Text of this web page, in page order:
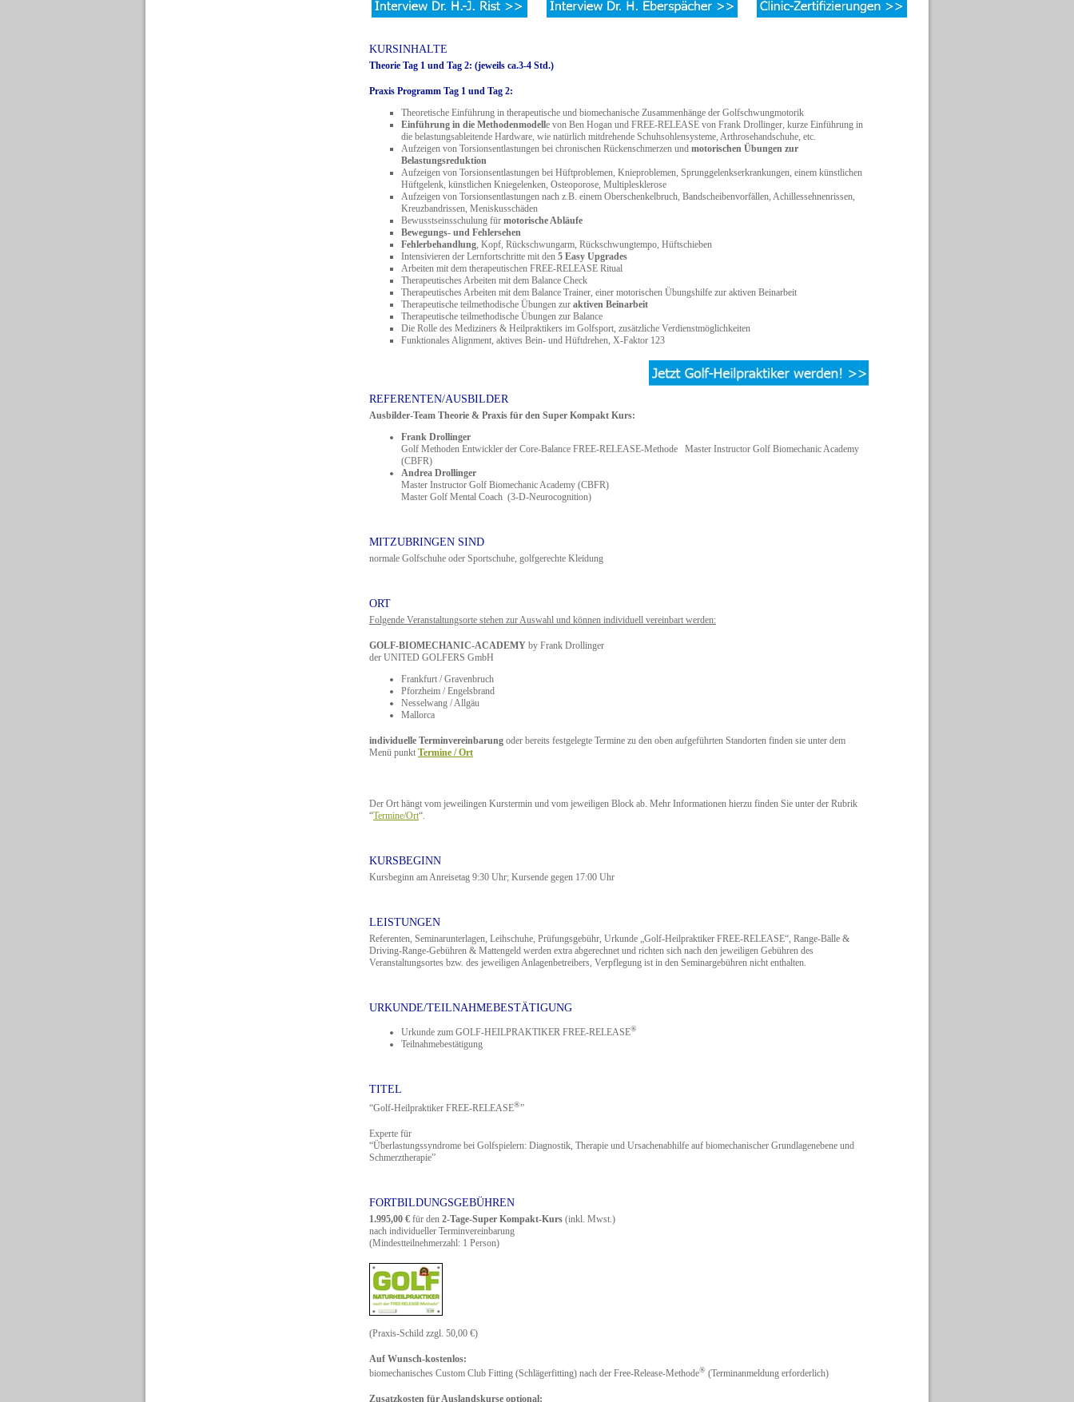
KURSINHALTE
Theorie Tag 1 und Tag 2: (jeweils ca.3-4 Std.)
Praxis Programm Tag 1 und Tag 2:
Theoretische Einführung in therapeutische und biomechanische Zusammenhänge der Golfschwungmotorik
Einführung in die Methodenmodelle von Ben Hogan und FREE-RELEASE von Frank Drollinger, kurze Einführung in
die belastungsableitende Hardware, wie natürlich mitdrehende Schuhsohlensysteme, Arthrosehandschuhe, etc.
Aufzeigen von Torsionsentlastungen bei chronischen Rückenschmerzen und motorischen Übungen zur
Belastungsreduktion
Aufzeigen von Torsionsentlastungen bei Hüftproblemen, Knieproblemen, Sprunggelenkserkrankungen, einem künstlichen
Hüftgelenk, künstlichen Kniegelenken, Osteoporose, Multiplesklerose
Aufzeigen von Torsionsentlastungen nach z.B. einem Oberschenkelbruch, Bandscheibenvorfällen, Achillessehnenrissen,
Kreuzbandrissen, Meniskusschäden
Bewusstseinsschulung für motorische Abläufe
Bewegungs- und Fehlersehen
Fehlerbehandlung, Kopf, Rückschwungarm, Rückschwungtempo, Hüftschieben
Intensivieren der Lernfortschritte mit den 5 Easy Upgrades
Arbeiten mit dem therapeutischen FREE-RELEASE Ritual
Therapeutisches Arbeiten mit dem Balance Check
Therapeutisches Arbeiten mit dem Balance Trainer, einer motorischen Übungshilfe zur aktiven Beinarbeit
Therapeutische teilmethodische Übungen zur aktiven Beinarbeit
Therapeutische teilmethodische Übungen zur Balance
Die Rolle des Mediziners & Heilpraktikers im Golfsport, zusätzliche Verdienstmöglichkeiten
Funktionales Alignment, aktives Bein- und Hüftdrehen, X-Faktor 123
REFERENTEN/AUSBILDER
Ausbilder-Team Theorie & Praxis für den Super Kompakt Kurs:
Frank Drollinger
Golf Methoden Entwickler der Core-Balance FREE-RELEASE-Methode Master Instructor Golf Biomechanic Academy
(CBFR)
Andrea Drollinger
Master Instructor Golf Biomechanic Academy (CBFR)
Master Golf Mental Coach (3-D-Neurocognition)
MITZUBRINGEN SIND
normale Golfschuhe oder Sportschuhe, golfgerechte Kleidung
ORT
Folgende Veranstaltungsorte stehen zur Auswahl und können individuell vereinbart werden:
GOLF-BIOMECHANIC-ACADEMY by Frank Drollinger
der UNITED GOLFERS GmbH
Frankfurt / Gravenbruch
Pforzheim / Engelsbrand
Nesselwang / Allgäu
Mallorca
individuelle Terminvereinbarung oder bereits festgelegte Termine zu den oben aufgeführten Standorten finden sie unter dem
Menü punkt Termine / Ort
Der Ort hängt vom jeweilingen Kurstermin und vom jeweiligen Block ab. Mehr Informationen hierzu finden Sie unter der Rubrik
“Termine/Ort“.
KURSBEGINN
Kursbeginn am Anreisetag 9:30 Uhr; Kursende gegen 17:00 Uhr
LEISTUNGEN
Referenten, Seminarunterlagen, Leihschuhe, Prüfungsgebühr, Urkunde „Golf-Heilpraktiker FREE-RELEASE“, Range-Bälle &
Driving-Range-Gebühren & Mattengeld werden extra abgerechnet und richten sich nach den jeweiligen Gebühren des
Veranstaltungsortes bzw. des jeweiligen Anlagenbetreibers, Verpflegung ist in den Seminargebühren nicht enthalten.
URKUNDE/TEILNAHMEBESTÄTIGUNG
Urkunde zum GOLF-HEILPRAKTIKER FREE-RELEASE®
Teilnahmebestätigung
TITEL
“Golf-Heilpraktiker FREE-RELEASE®”
Experte für
“Überlastungssyndrome bei Golfspielern: Diagnostik, Therapie und Ursachenabhilfe auf biomechanischer Grundlagenebene und
Schmerztherapie”
FORTBILDUNGSGEBÜHREN
1.995,00 € für den 2-Tage-Super Kompakt-Kurs (inkl. Mwst.)
nach individueller Terminvereinbarung
(Mindestteilnehmerzahl: 1 Person)
(Praxis-Schild zzgl. 50,00 €)
Auf Wunsch-kostenlos:
biomechanisches Custom Club Fitting (Schlägerfitting) nach der Free-Release-Methode® (Terminanmeldung erforderlich)
Zusatzkosten für Auslandskurse optional: